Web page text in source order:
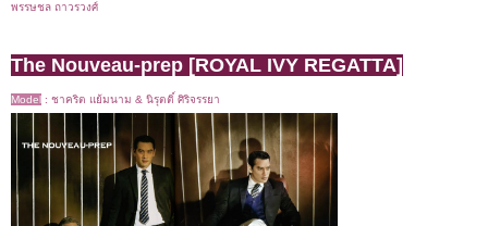
พรรษชล ถาวรวงศ์
The Nouveau-prep [ROYAL IVY REGATTA]
Model : ชาคริต แย้มนาม & นิรุตติ์ ศิริจรรยา